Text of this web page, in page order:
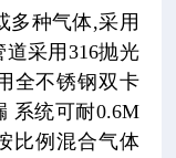
种气体,采用
采用316抛光
全不锈钢双卡
系统可耐0.6M
比例混合气体